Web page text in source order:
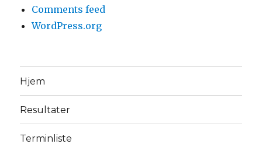
Comments feed
WordPress.org
Hjem
Resultater
Terminliste